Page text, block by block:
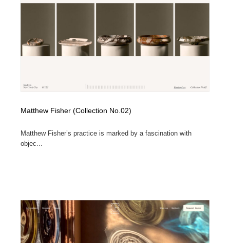
Matthew Fisher (Collection No.02)
Matthew Fisher’s practice is marked by a fascination with
objec...